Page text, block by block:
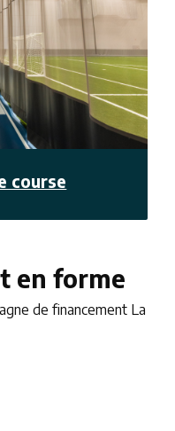
course
en forme
de financement La